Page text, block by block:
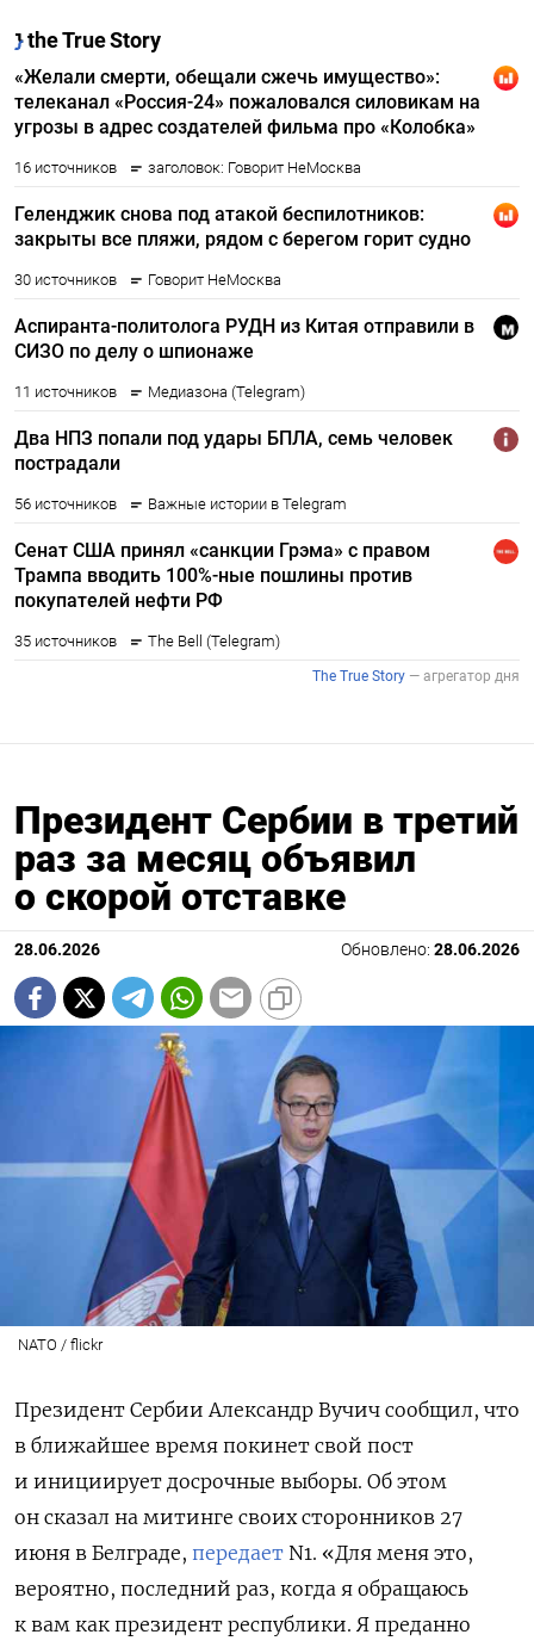
Президент Сербии в третий
раз за месяц объявил
о скорой отставке
28.06.2026 Обновлено: 28.06.2026
NATO / flickr
Президент Сербии Александр Вучич сообщил, что
в ближайшее время покинет свой пост
и инициирует досрочные выборы. Об этом
он сказал на митинге своих сторонников 27
июня в Белграде, передает N1. «Для меня это,
вероятно, последний раз, когда я обращаюсь
к вам как президент республики. Я преданно